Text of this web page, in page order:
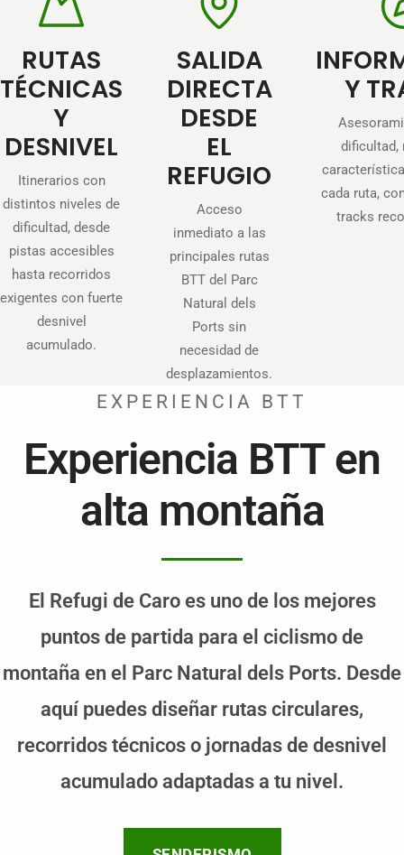
RUTAS
TÉCNICAS
Y
DESNIVEL
Itinerarios con
distintos niveles de
dificultad, desde
pistas accesibles
hasta recorridos
exigentes con fuerte
desnivel
acumulado.
SALIDA
DIRECTA
DESDE
EL
REFUGIO
Acceso
inmediato a las
principales rutas
BTT del Parc
Natural dels
Ports sin
necesidad de
desplazamientos.
Y
dificultad,
cada ruta,
tracks
EXPERIENCIA BTT
Experiencia BTT en
alta montaña
El Refugi de Caro es uno de los mejores
puntos de partida para el ciclismo de
montaña en el Parc Natural dels Ports. Desde
aquí puedes diseñar rutas circulares,
recorridos técnicos o jornadas de desnivel
acumulado adaptadas a tu nivel.